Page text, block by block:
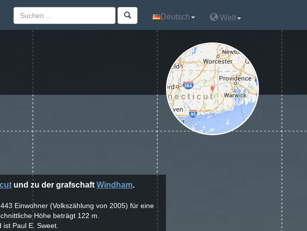
Deutsch Welt
und zu der grafschaft Windham.
Einwohner (Volkszählung von 2005) für eine
Höhe beträgt 122 m.
Paul E. Sweet.
Deutsch Welt